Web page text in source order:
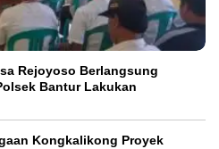
Rejoyoso Berlangsung
Bantur Lakukan
Kongkalikong Proyek